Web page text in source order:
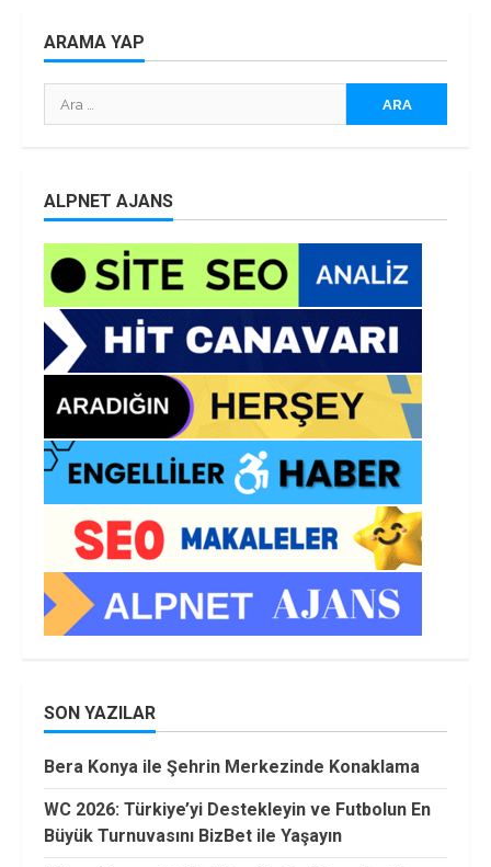
ARAMA YAP
Arama:
ALPNET AJANS
SON YAZILAR
Bera Konya ile Şehrin Merkezinde Konaklama
WC 2026: Türkiye’yi Destekleyin ve Futbolun En
Büyük Turnuvasını BizBet ile Yaşayın